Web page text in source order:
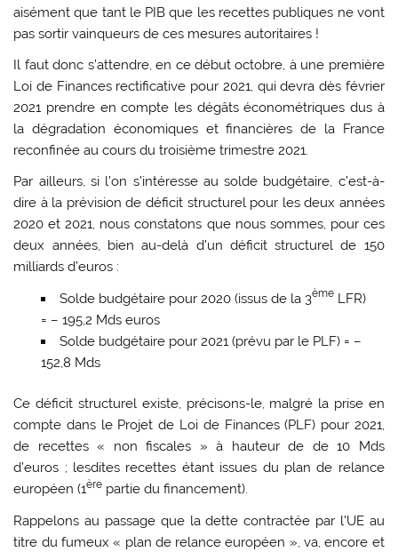
aisément que tant le PIB que les recettes publiques ne vont
pas sortir vainqueurs de ces mesures autoritaires !
Il faut donc s’attendre, en ce début octobre, à une première
Loi de Finances rectificative pour 2021, qui devra dès février
2021 prendre en compte les dégâts économétriques dus à
la dégradation économiques et financières de la France
reconfinée au cours du troisième trimestre 2021.
Par ailleurs, si l’on s’intéresse au solde budgétaire, c’est-à-
dire à la prévision de déficit structurel pour les deux années
2020 et 2021, nous constatons que nous sommes, pour ces
deux années, bien au-delà d’un déficit structurel de 150
milliards d’euros :
Solde budgétaire pour 2020 (issus de la 3èmeLFR)
= – 195,2 Mds euros
Solde budgétaire pour 2021 (prévu par le PLF) = –
152,8 Mds
Ce déficit structurel existe, précisons-le, malgré la prise en
compte dans le Projet de Loi de Finances (PLF) pour 2021,
de recettes « non fiscales » à hauteur de de 10 Mds
d’euros ; lesdites recettes étant issues du plan de relance
européen (1ère partie du financement).
Rappelons au passage que la dette contractée par l’UE au
titre du fumeux « plan de relance européen », va, encore et